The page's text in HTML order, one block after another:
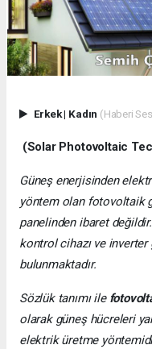
Erkek| Kadın (Haberi
(Solar Photovoltaic
Güneş enerjisinden
yöntem olan fotovoltaik
panelinden ibaret
kontrol cihazı ve
bulunmaktadır.
Sözlük tanımı ile
olarak güneş hücreleri
elektrik üretme